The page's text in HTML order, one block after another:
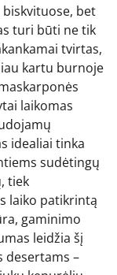
bet
turi būti ne tik
tvirtas,
kartu burnoje
laikomas
idealiai tinka
sudėtingų
tiek
laiko patikrintą
gaminimo
leidžia šį
desertams –